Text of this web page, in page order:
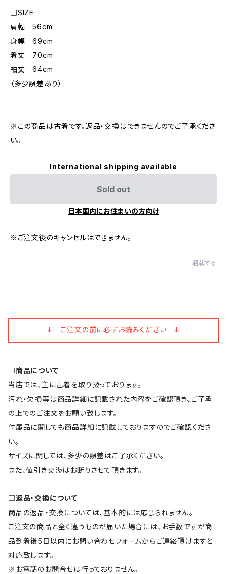
□SIZE
肩幅 56cm
身幅 69cm
着丈 70cm
袖丈 64cm
（多少誤差あり）
※この商品は古着です。返品・交換はできませんのでご了承くださ
い。
International shipping available
Sold out
日本国内にお住まいの方向け
※ご注文後のキャンセルはできません。
通報する
↓ ご注文の前に必ずお読みください ↓
□商品について
当店では、主に古着を取り扱っております。
汚れ・欠損等は商品詳細に記載された内容をご確認頂き、ご了承
の上でのご注文をお願い致します。
付属品に関しても商品詳細に記載しておりますのでご確認くださ
い。
サイズに関しては、多少の誤差はご了承ください。
また、値引き交渉はお断りさせて頂きます。
□返品・交換について
商品の返品・交換については、基本的には応じられません。
ご注文の商品と全く違うものが届いた場合には、お手数ですが商
品到着後5日以内にお問い合わせフォームからご連絡頂けますと
対応致します。
※お電話のお問合せは行っておりません。